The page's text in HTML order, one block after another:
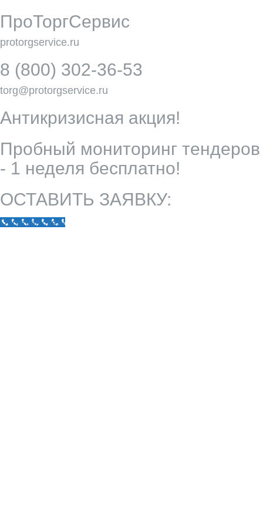
ПроТоргСервис
protorgservice.ru
8 (800) 302-36-53
torg@protorgservice.ru
Антикризисная акция!
Пробный мониторинг тендеров
- 1 неделя бесплатно!
ОСТАВИТЬ ЗАЯВКУ:
Обратная связь